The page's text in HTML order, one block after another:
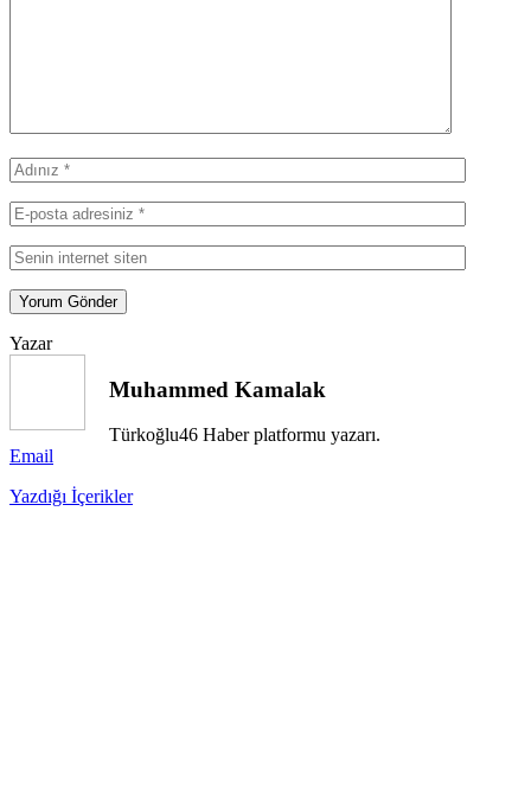
Yazar
Muhammed Kamalak
Türkoğlu46 Haber platformu yazarı.
Email
Yazdığı İçerikler